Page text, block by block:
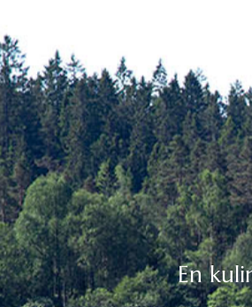
En